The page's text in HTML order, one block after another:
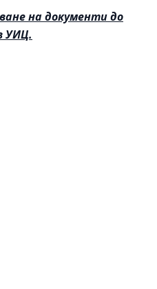
на документи до
УИЦ.